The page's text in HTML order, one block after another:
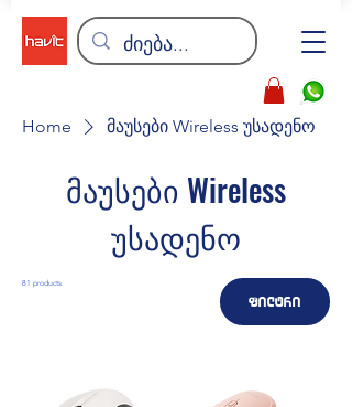
Home მაუსები Wireless უსადენო
მაუსები Wireless
უსადენო
81 products
ფილტრი